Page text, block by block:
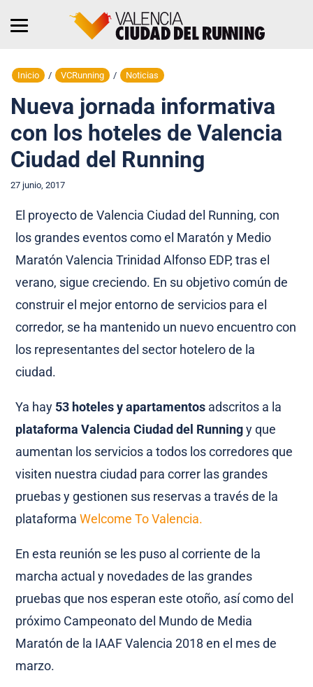
Inicio / VCRunning / Noticias
Nueva jornada informativa
con los hoteles de Valencia
Ciudad del Running
27 junio, 2017
El proyecto de Valencia Ciudad del Running, con
los grandes eventos como el Maratón y Medio
Maratón Valencia Trinidad Alfonso EDP, tras el
verano, sigue creciendo. En su objetivo común de
construir el mejor entorno de servicios para el
corredor, se ha mantenido un nuevo encuentro con
los representantes del sector hotelero de la
ciudad.
Ya hay 53 hoteles y apartamentos adscritos a la
plataforma Valencia Ciudad del Runningy que
aumentan los servicios a todos los corredores que
visiten nuestra ciudad para correr las grandes
pruebas y gestionen sus reservas a través de la
plataformaWelcome To Valencia.
En esta reunión se les puso al corriente de la
marcha actual y novedades de las grandes
pruebas que nos esperan este otoño, así como del
próximo Campeonato del Mundo de Media
Maratón de la IAAF Valencia 2018 en el mes de
marzo.